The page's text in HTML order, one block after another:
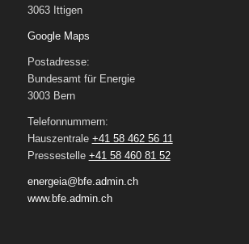
3063 Ittigen
Google Maps
Postadresse:
Bundesamt für Energie
3003 Bern
Telefonnummern:
Hauszentrale +41 58 462 56 11
Pressestelle +41 58 460 81 52
energeia@bfe.admin.ch
www.bfe.admin.ch